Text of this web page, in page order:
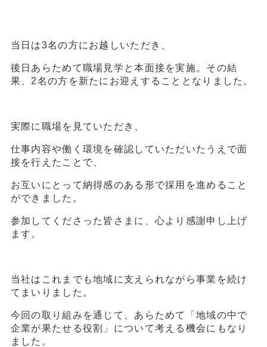
当日は3名の方にお越しいただき、
後日あらためて職場見学と本面接を実施。その結
果、2名の方を新たにお迎えすることとなりました。
実際に職場を見ていただき、
仕事内容や働く環境を確認していただいたうえで面
接を行えたことで、
お互いにとって納得感のある形で採用を進めること
ができました。
参加してくださった皆さまに、心より感謝申し上げ
ます。
当社はこれまでも地域に支えられながら事業を続け
てまいりました。
今回の取り組みを通じて、あらためて「地域の中で
企業が果たせる役割」について考える機会にもなり
ました。